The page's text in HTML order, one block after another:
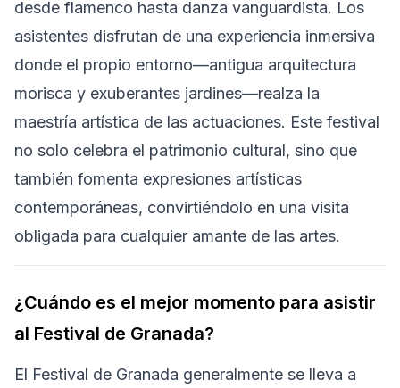
desde flamenco hasta danza vanguardista. Los
asistentes disfrutan de una experiencia inmersiva
donde el propio entorno—antigua arquitectura
morisca y exuberantes jardines—realza la
maestría artística de las actuaciones. Este festival
no solo celebra el patrimonio cultural, sino que
también fomenta expresiones artísticas
contemporáneas, convirtiéndolo en una visita
obligada para cualquier amante de las artes.
¿Cuándo es el mejor momento para asistir
al Festival de Granada?
El Festival de Granada generalmente se lleva a